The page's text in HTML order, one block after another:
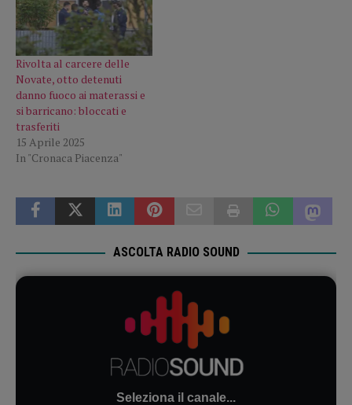
Rivolta al carcere delle
Novate, otto detenuti
danno fuoco ai materassi e
si barricano: bloccati e
trasferiti
15 Aprile 2025
In "Cronaca Piacenza"
ASCOLTA RADIO SOUND
Seleziona il canale...